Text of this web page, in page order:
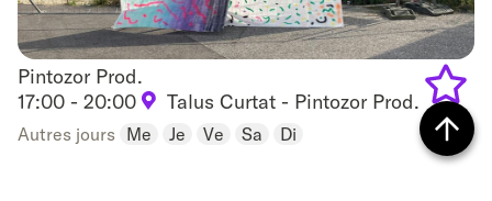
Pintozor Prod.
Pintozor Prod.
17:00 - 20:00
Talus Curtat - Pintozor Prod.
Autres jours Me Je Ve Sa Di
Add